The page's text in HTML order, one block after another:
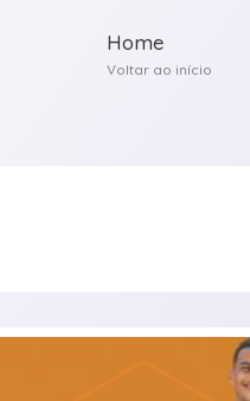
Home
Voltar ao início